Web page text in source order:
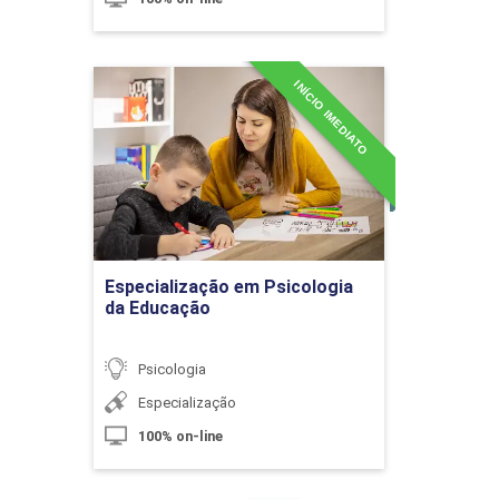
Neurociência, Psicologia e o
Comportamento Humano
10h
Princípios da Terapia Cognitivo-
Especialização em Psicologia
da Educação
INÍCIO IMEDIATO
Psicologia
Especialização
100% on-line
Especialização em
Psicologia da Educação
Detalhes do curso
Ir para Inscrição